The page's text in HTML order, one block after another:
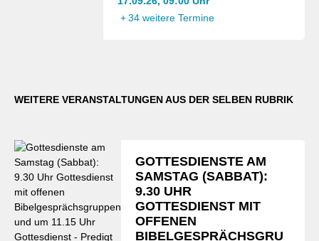
+ 34 weitere Termine
WEITERE VERANSTALTUNGEN AUS DER SELBEN RUBRIK
GOTTESDIENSTE AM
SAMSTAG (SABBAT):
9.30 UHR
GOTTESDIENST MIT
OFFENEN
BIBELGESPRÄCHSGRU